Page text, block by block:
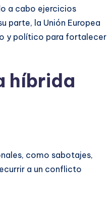
a cabo ejercicios
parte, la Unión Europea
y político para fortalecer
híbrida
como sabotajes,
a un conflicto